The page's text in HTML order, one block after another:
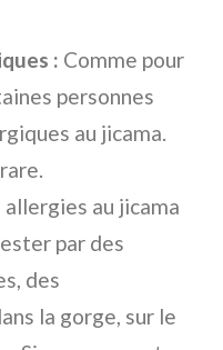
: Comme pour
personnes
au jicama.
allergies au jicama
par des
des
la gorge, sur le